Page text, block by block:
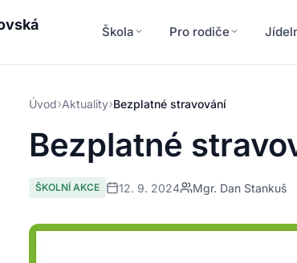
Škola Pro rodiče
Úvod›Aktuality›Bezplatné stravování
Bezplatné
ŠKOLNÍ AKCE 12. 9. 2024 Mgr. Dan Stankuš